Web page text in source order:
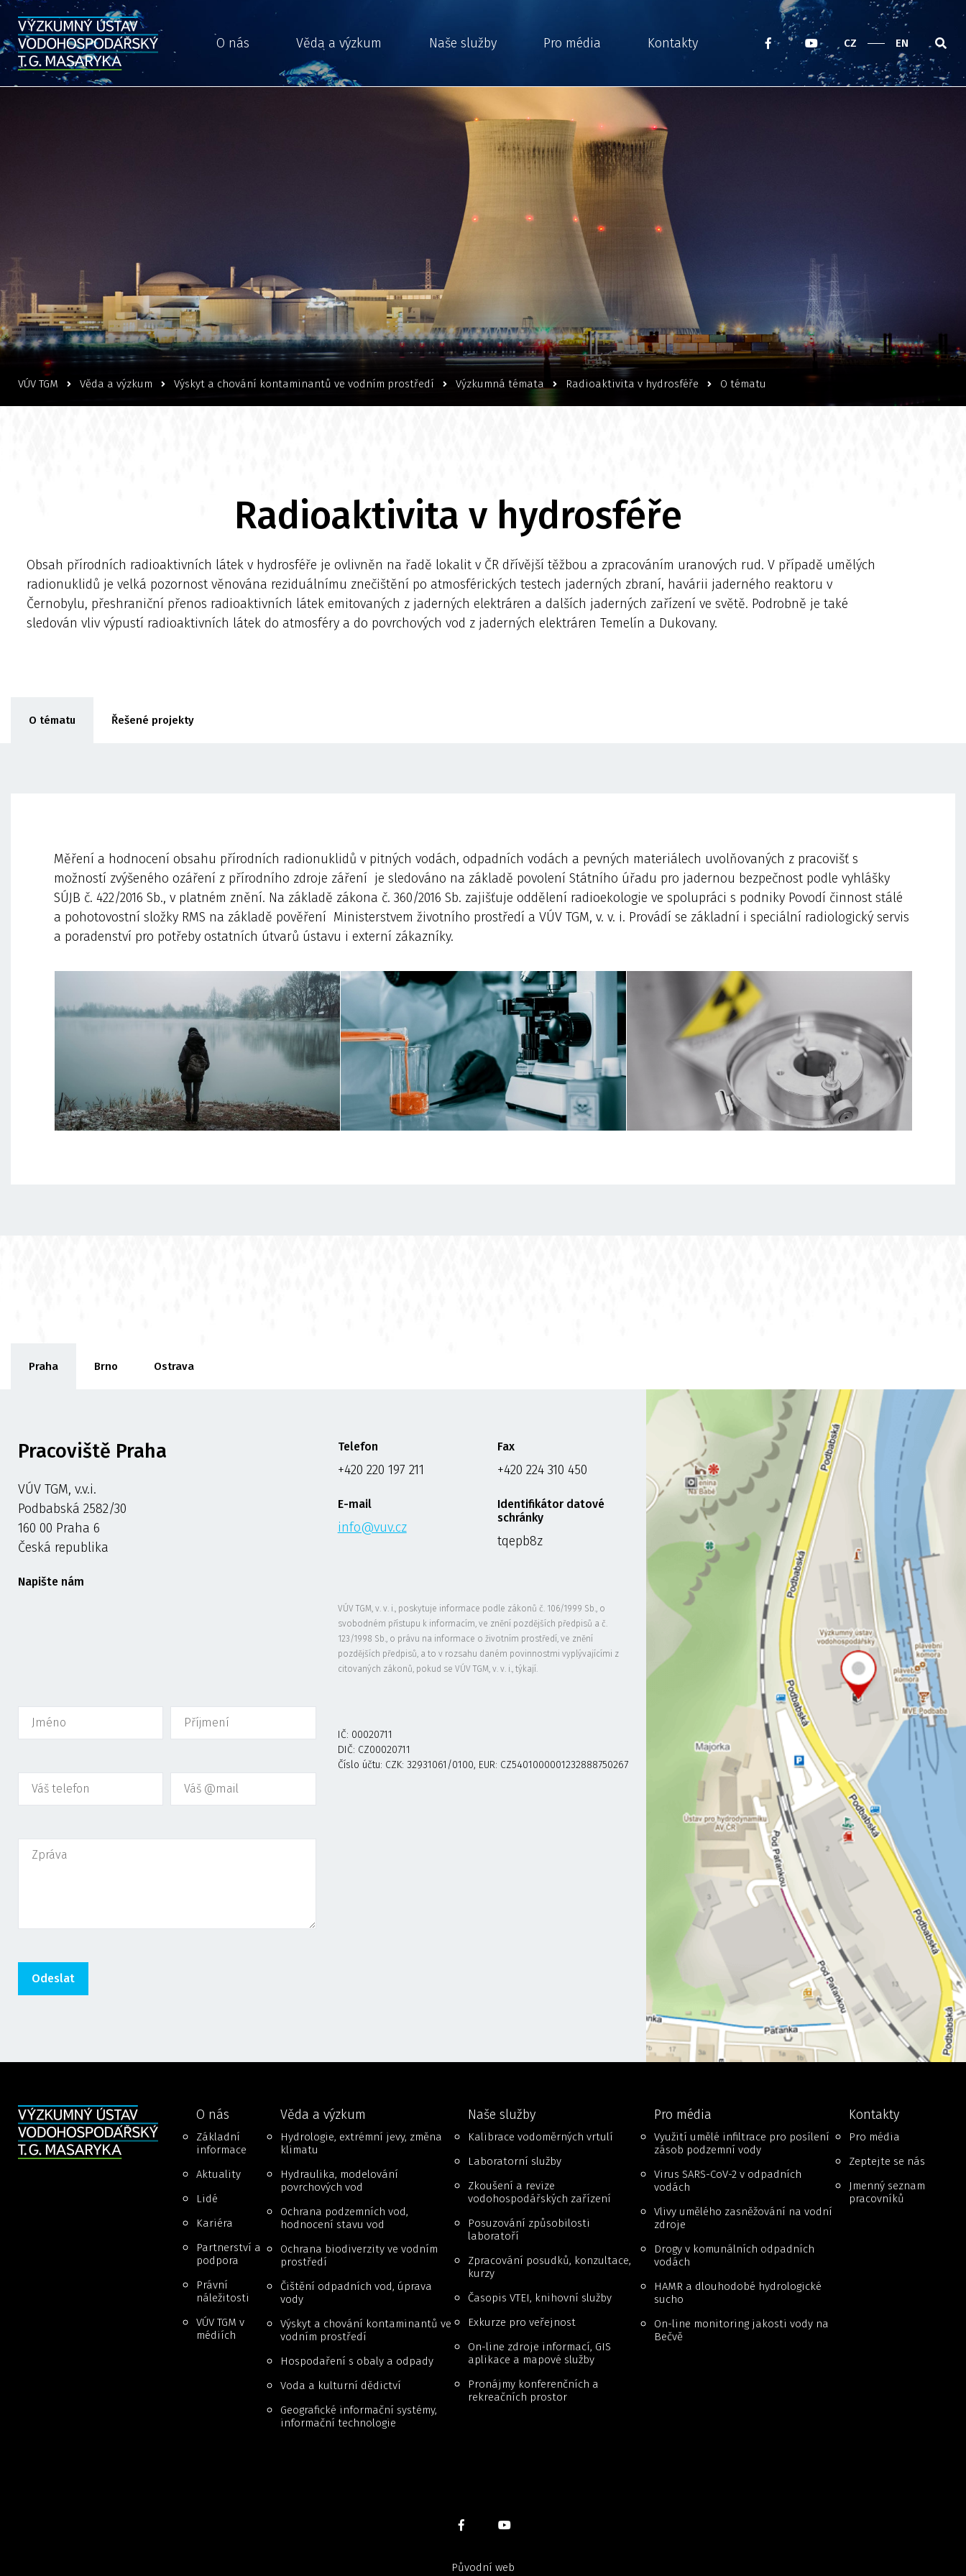
O nás Věda a výzkum Naše služby Pro média Kontakty CZ EN
VÚV TGM Věda a výzkum Výskyt a chování kontaminantů ve vodním prostředí Výzkumná témata Radioaktivita v hydrosféře O tématu
Radioaktivita v hydrosféře
Obsah přírodních radioaktivních látek v hydrosféře je ovlivněn na řadě lokalit v ČR dřívější těžbou a zpracováním uranových rud. V případě umělých
radionuklidů je velká pozornost věnována reziduálnímu znečištění po atmosférických testech jaderných zbraní, havárii jaderného reaktoru v
Černobylu, přeshraniční přenos radioaktivních látek emitovaných z jaderných elektráren a dalších jaderných zařízení ve světě. Podrobně je také
sledován vliv výpustí radioaktivních látek do atmosféry a do povrchových vod z jaderných elektráren Temelín a Dukovany.
O tématu Řešené projekty
Měření a hodnocení obsahu přírodních radionuklidů v pitných vodách, odpadních vodách a pevných materiálech uvolňovaných z pracovišť s
možností zvýšeného ozáření z přírodního zdroje záření je sledováno na základě povolení Státního úřadu pro jadernou bezpečnost podle vyhlášky
SÚJB č. 422/2016 Sb., v platném znění. Na základě zákona č. 360/2016 Sb. zajišťuje oddělení radioekologie ve spolupráci s podniky Povodí činnost stálé
a pohotovostní složky RMS na základě pověření Ministerstvem životního prostředí a VÚV TGM, v. v. i. Provádí se základní i speciální radiologický servis
a poradenství pro potřeby ostatních útvarů ústavu i externí zákazníky.
Praha Brno Ostrava
Pracoviště Praha
VÚV TGM, v.v.i.
Podbabská 2582/30
160 00 Praha 6
Česká republika
Napište nám
Telefon
+420 220 197 211
E-mail
info@vuv.cz
Fax
+420 224 310 450
Identifikátor datové
schránky
tqepb8z
VÚV TGM, v. v. i., poskytuje informace podle zákonů č. 106/1999 Sb., o
svobodném přístupu k informacím, ve znění pozdějších předpisů a č.
123/1998 Sb., o právu na informace o životním prostředí, ve znění
pozdějších předpisů, a to v rozsahu daném povinnostmi vyplývajícími z
citovaných zákonů, pokud se VÚV TGM, v. v. i., týkají.
IČ: 00020711
DIČ: CZ00020711
Číslo účtu: CZK: 32931061/0100, EUR: CZ5401000001232888750267
O nás
Základní
informace
Aktuality
Lidé
Kariéra
Partnerství a
podpora
Právní
náležitosti
VÚV TGM v
médiích
Věda a výzkum
Hydrologie, extrémní jevy, změna
klimatu
Hydraulika, modelování
povrchových vod
Ochrana podzemních vod,
hodnocení stavu vod
Ochrana biodiverzity ve vodním
prostředí
Čištění odpadních vod, úprava
vody
Výskyt a chování kontaminantů ve
vodním prostředí
Hospodaření s obaly a odpady
Voda a kulturní dědictví
Geografické informační systémy,
informační technologie
Naše služby
Kalibrace vodoměrných vrtulí
Laboratorní služby
Zkoušení a revize
vodohospodářských zařízení
Posuzování způsobilosti
laboratoří
Zpracování posudků, konzultace,
kurzy
Časopis VTEI, knihovní služby
Exkurze pro veřejnost
On-line zdroje informací, GIS
aplikace a mapové služby
Pronájmy konferenčních a
rekreačních prostor
Pro média
Využití umělé infiltrace pro posílení
zásob podzemní vody
Virus SARS-CoV-2 v odpadních
vodách
Vlivy umělého zasněžování na vodní
zdroje
Drogy v komunálních odpadních
vodách
HAMR a dlouhodobé hydrologické
sucho
On-line monitoring jakosti vody na
Bečvě
Kontakty
Pro média
Zeptejte se nás
Jmenný seznam
pracovníků
Původní web